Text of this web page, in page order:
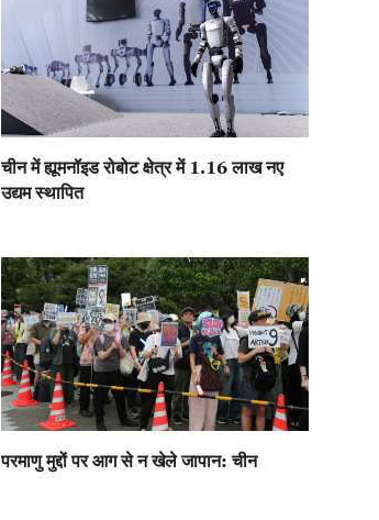
चीन में ह्यूमनॉइड रोबोट क्षेत्र में 1.16 लाख नए
उद्यम स्थापित
परमाणु मुद्दों पर आग से न खेले जापान: चीन